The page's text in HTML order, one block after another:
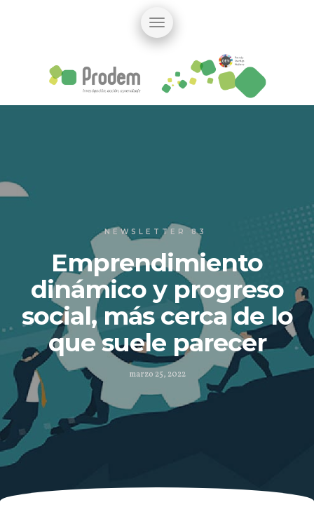
NEWSLETTER 83
Emprendimiento
dinámico y progreso
social, más cerca de lo
que suele parecer
marzo 25, 2022